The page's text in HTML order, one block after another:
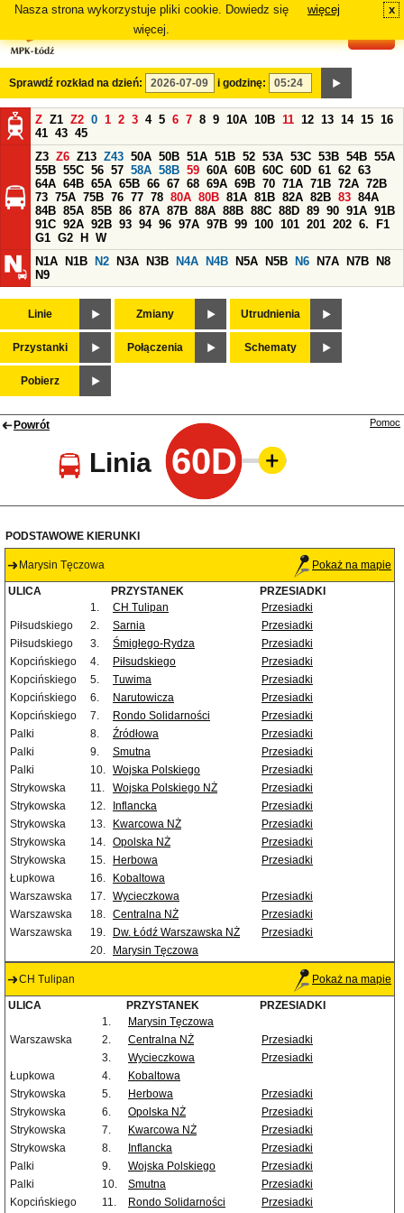
Nasza strona wykorzystuje pliki cookie. Dowiedz się
więcej.
więcej x
Sprawdź rozkład na dzień: i godzinę:
Z Z1 Z2 0 1 2 3 4 5 6 7 8 9 10A 10B 11 12 13 14 15 16
41 43 45
Z3 Z6 Z13 Z43 50A 50B 51A 51B 52 53A 53C 53B 54B 55A
55B 55C 56 57 58A 58B 59 60A 60B 60C 60D 61 62 63
64A 64B 65A 65B 66 67 68 69A 69B 70 71A 71B 72A 72B
73 75A 75B 76 77 78 80A 80B 81A 81B 82A 82B 83 84A
84B 85A 85B 86 87A 87B 88A 88B 88C 88D 89 90 91A 91B
91C 92A 92B 93 94 96 97A 97B 99 100 101 201 202 6.
F1
G1 G2 H
W
N1A
N1B N2 N3A N3B N4A N4B N5A N5B N6 N7A N7B
N8
N9
Linie Zmiany Utrudnienia
Przystanki Połączenia Schematy
Pobierz
Powrót
Linia 60D
Pomoc
PODSTAWOWE KIERUNKI
Marysin Tęczowa Pokaż na mapie
ULICA PRZYSTANEK
PRZESIADKI
1.
CH Tulipan
Przesiadki
Piłsudskiego
2. Sarnia
Przesiadki
Piłsudskiego
3. Śmigłego-Rydza
Przesiadki
Kopcińskiego
4. Piłsudskiego
Przesiadki
Kopcińskiego
5. Tuwima
Przesiadki
Kopcińskiego
6. Narutowicza
Przesiadki
Kopcińskiego
7. Rondo Solidarności
Przesiadki
Palki
8. Źródłowa
Przesiadki
Palki
9. Smutna
Przesiadki
Palki
10. Wojska Polskiego
Przesiadki
Strykowska
11. Wojska Polskiego NŻ
Przesiadki
Strykowska
12. Inflancka
Przesiadki
Strykowska
13. Kwarcowa NŻ
Przesiadki
Strykowska
14. Opolska NŻ
Przesiadki
Strykowska
15. Herbowa
Przesiadki
Łupkowa
16.
Kobaltowa
Warszawska
17. Wycieczkowa
Przesiadki
Warszawska
18. Centralna NŻ
Przesiadki
Warszawska
19. Dw. Łódź Warszawska NŻ
Przesiadki
20.
Marysin Tęczowa
CH Tulipan Pokaż na mapie
ULICA PRZYSTANEK
PRZESIADKI
1.
Marysin Tęczowa
Warszawska
2. Centralna NŻ
Przesiadki
3.
Wycieczkowa
Przesiadki
Łupkowa
4.
Kobaltowa
Strykowska
5. Herbowa
Przesiadki
Strykowska
6. Opolska NŻ
Przesiadki
Strykowska
7. Kwarcowa NŻ
Przesiadki
Strykowska
8. Inflancka
Przesiadki
Palki
9. Wojska Polskiego
Przesiadki
Palki
10. Smutna
Przesiadki
Kopcińskiego
11. Rondo Solidarności Przesiadki